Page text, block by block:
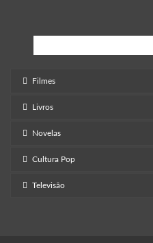
Filmes
Livros
Novelas
Cultura Pop
Televisão